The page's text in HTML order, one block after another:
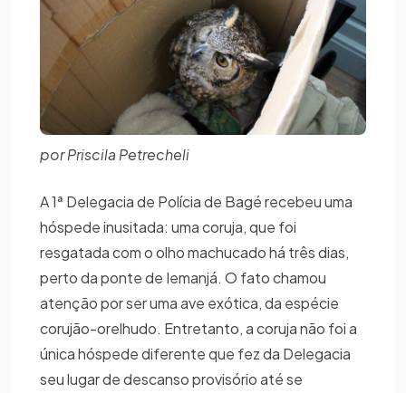
por Priscila Petrecheli
A 1ª Delegacia de Polícia de Bagé recebeu uma
hóspede inusitada: uma coruja, que foi
resgatada com o olho machucado há três dias,
perto da ponte de Iemanjá. O fato chamou
atenção por ser uma ave exótica, da espécie
corujão-orelhudo. Entretanto, a coruja não foi a
única hóspede diferente que fez da Delegacia
seu lugar de descanso provisório até se